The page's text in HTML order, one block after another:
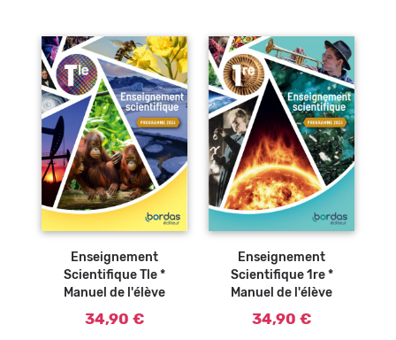
Ajouter au
Enseignement
Scientifique Tle *
Manuel de l'élève
34,90 €
Enseignement
Scientifique 1re *
Manuel de l'élève
34,90 €